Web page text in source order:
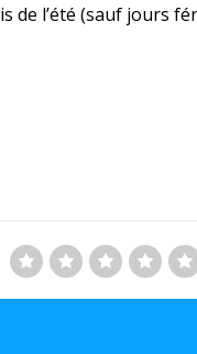
de l’été (sauf jours